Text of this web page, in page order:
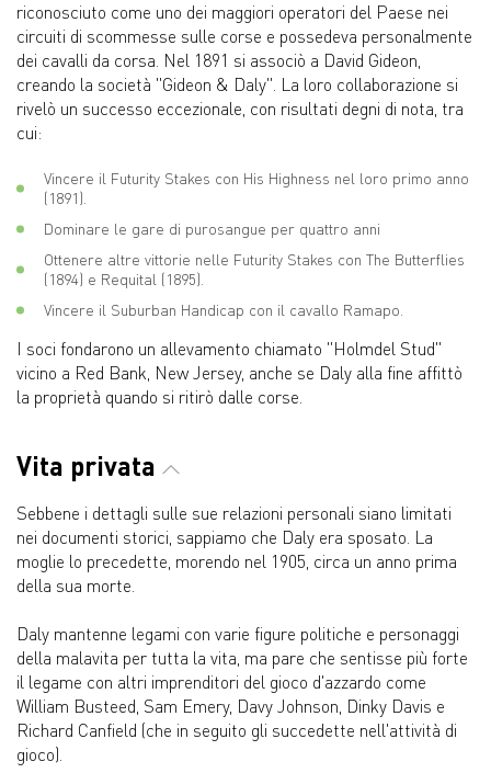
riconosciuto come uno dei maggiori operatori del Paese nei
circuiti di scommesse sulle corse e possedeva personalmente
dei cavalli da corsa. Nel 1891 si associò a David Gideon,
creando la società "Gideon & Daly". La loro collaborazione si
rivelò un successo eccezionale, con risultati degni di nota, tra
cui:
Vincere il Futurity Stakes con His Highness nel loro primo anno
(1891).
Dominare le gare di purosangue per quattro anni
Ottenere altre vittorie nelle Futurity Stakes con The Butterflies
(1894) e Requital (1895).
Vincere il Suburban Handicap con il cavallo Ramapo.
I soci fondarono un allevamento chiamato "Holmdel Stud"
vicino a Red Bank, New Jersey, anche se Daly alla fine affittò
la proprietà quando si ritirò dalle corse.
Vita privata
Sebbene i dettagli sulle sue relazioni personali siano limitati
nei documenti storici, sappiamo che Daly era sposato. La
moglie lo precedette, morendo nel 1905, circa un anno prima
della sua morte.
Daly mantenne legami con varie figure politiche e personaggi
della malavita per tutta la vita, ma pare che sentisse più forte
il legame con altri imprenditori del gioco d'azzardo come
William Busteed, Sam Emery, Davy Johnson, Dinky Davis e
Richard Canfield (che in seguito gli succedette nell'attività di
gioco).